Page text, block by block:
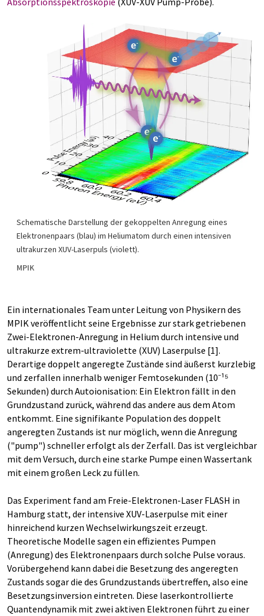
Schematische Darstellung der gekoppelten Anregung eines
Elektronenpaars (blau) im Heliumatom durch einen intensiven
ultrakurzen XUV-Laserpuls (violett).
MPIK
Ein internationales Team unter Leitung von Physikern des
MPIK veröffentlicht seine Ergebnisse zur stark getriebenen
Zwei-Elektronen-Anregung in Helium durch intensive und
ultrakurze extrem-ultraviolette (XUV) Laserpulse [1].
Derartige doppelt angeregte Zustände sind äußerst kurzlebig
und zerfallen innerhalb weniger Femtosekunden (10⁻¹⁵
Sekunden) durch Autoionisation: Ein Elektron fällt in den
Grundzustand zurück, während das andere aus dem Atom
entkommt. Eine signifikante Population des doppelt
angeregten Zustands ist nur möglich, wenn die Anregung
("pump") schneller erfolgt als der Zerfall. Das ist vergleichbar
mit dem Versuch, durch eine starke Pumpe einen Wassertank
mit einem großen Leck zu füllen.
Das Experiment fand am Freie-Elektronen-Laser FLASH in
Hamburg statt, der intensive XUV-Laserpulse mit einer
hinreichend kurzen Wechselwirkungszeit erzeugt.
Theoretische Modelle sagen ein effizientes Pumpen
(Anregung) des Elektronenpaars durch solche Pulse voraus.
Vorübergehend kann dabei die Besetzung des angeregten
Zustands sogar die des Grundzustands übertreffen, also eine
Besetzungsinversion eintreten. Diese laserkontrollierte
Quantendynamik mit zwei aktiven Elektronen führt zu einer